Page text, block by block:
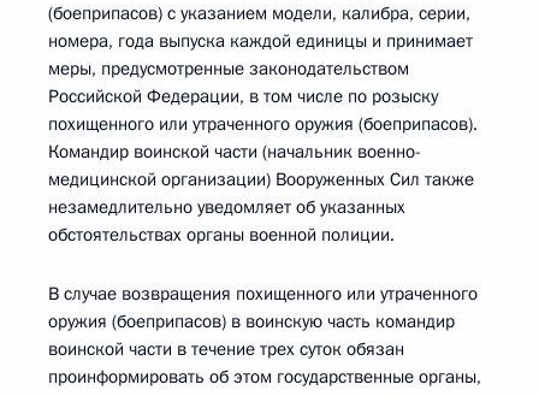
(боеприпасов) с указанием модели, калибра, серии,
номера, года выпуска каждой единицы и принимает
меры, предусмотренные законодательством
Российской Федерации, в том числе по розыску
похищенного или утраченного оружия (боеприпасов).
Командир воинской части (начальник военно-
медицинской организации) Вооруженных Сил также
незамедлительно уведомляет об указанных
обстоятельствах органы военной полиции.
В случае возвращения похищенного или утраченного
оружия (боеприпасов) в воинскую часть командир
воинской части в течение трех суток обязан
проинформировать об этом государственные органы,